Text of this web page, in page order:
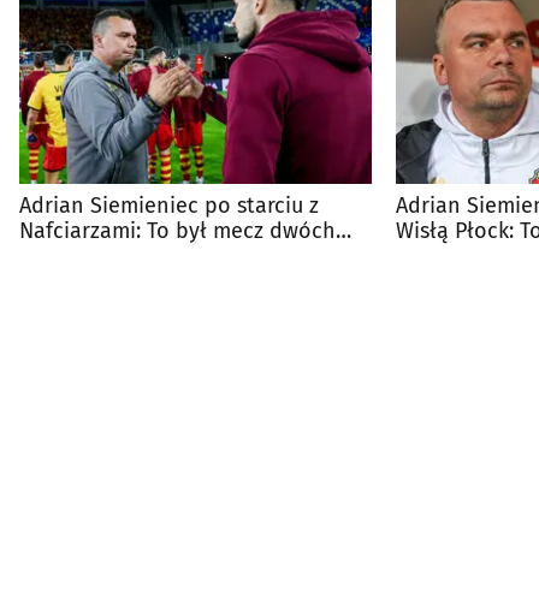
Adrian Siemieniec po starciu z
Nafciarzami: To był mecz dwóch
Adrian
Wisłą Płock: